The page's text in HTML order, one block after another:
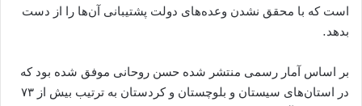
است که با محقق نشدن وعده‌های دولت پشتیبانی آن‌ها را از دست
بدهد.
بر اساس آمار رسمی منتشر شده حسن روحانی موفق شده بود که
در استان‌های سیستان و بلوچستان و کردستان به ترتیب بیش از ۷۳